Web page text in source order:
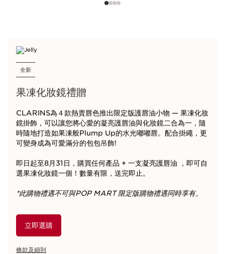
全新
果凍化妝鏡禮贈
CLARINS為４款熱賣唇色推出限定版護唇油小物 — 果凍化妝
鏡掛飾，可以讓您將心愛的凝亮護唇油與化妝鏡二合為一，隨
時隨地打造如果凍般Plump Up的水光嘟嘟唇。配合掛繩，更
可變身成為可愛滿分的包包吊飾!
即日起至8月31日，購買任何產品 + 一支凝亮護唇油 ，即可自
選果凍化妝鏡一個！數量有限，送完即止。
*此購物禮遇不可與POP MART 限定版購物禮遇同時享有。
立即選購
條款及細則